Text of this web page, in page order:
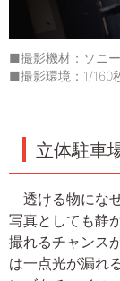
■撮影機材：ソニ
■撮影環境：1/160
立体駐車
透ける物にな
写真としても静
撮れるチャンス
は一点光が漏れ